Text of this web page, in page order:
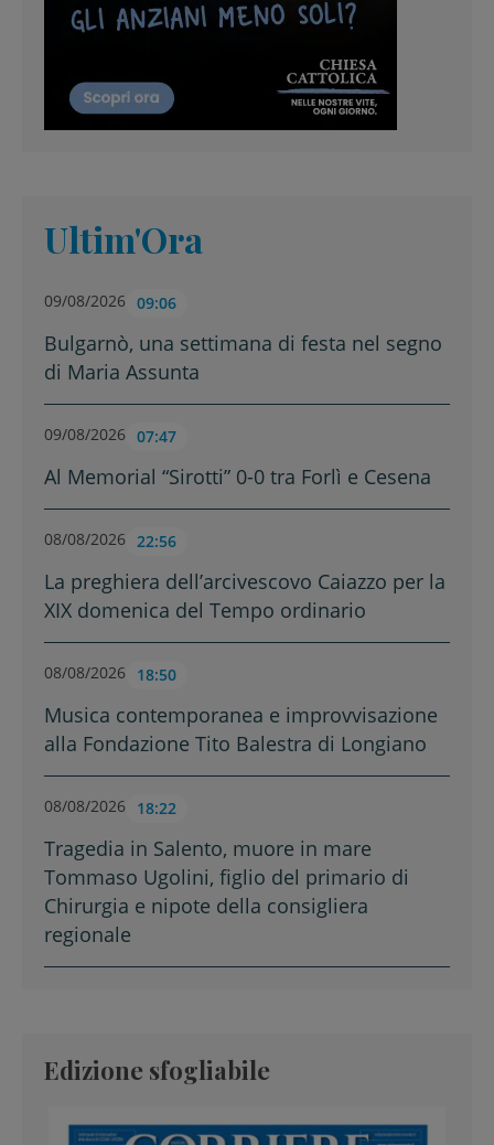
Ultim'Ora
09/08/2026 09:06
Bulgarnò, una settimana di festa nel segno
di Maria Assunta
09/08/2026 07:47
Al Memorial “Sirotti” 0-0 tra Forlì e Cesena
08/08/2026 22:56
La preghiera dell’arcivescovo Caiazzo per la
XIX domenica del Tempo ordinario
08/08/2026 18:50
Musica contemporanea e improvvisazione
alla Fondazione Tito Balestra di Longiano
08/08/2026 18:22
Tragedia in Salento, muore in mare
Tommaso Ugolini, figlio del primario di
Chirurgia e nipote della consigliera
regionale
Edizione sfogliabile